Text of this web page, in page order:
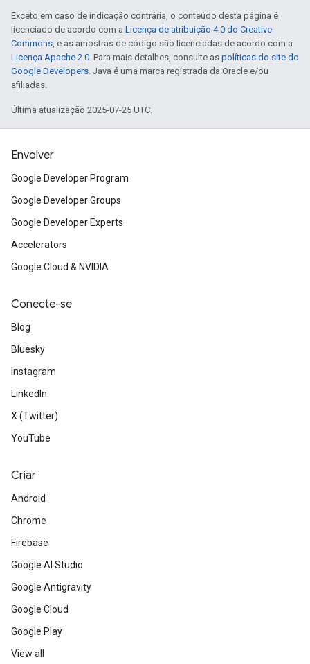
Exceto em caso de indicação contrária, o conteúdo desta página é
licenciado de acordo com a Licença de atribuição 4.0 do Creative
Commons, e as amostras de código são licenciadas de acordo com a
Licença Apache 2.0. Para mais detalhes, consulte as políticas do site do
Google Developers. Java é uma marca registrada da Oracle e/ou
afiliadas.
Última atualização 2025-07-25 UTC.
Envolver
Google Developer Program
Google Developer Groups
Google Developer Experts
Accelerators
Google Cloud & NVIDIA
Conecte-se
Blog
Bluesky
Instagram
LinkedIn
X (Twitter)
YouTube
Criar
Android
Chrome
Firebase
Google AI Studio
Google Antigravity
Google Cloud
Google Play
View all